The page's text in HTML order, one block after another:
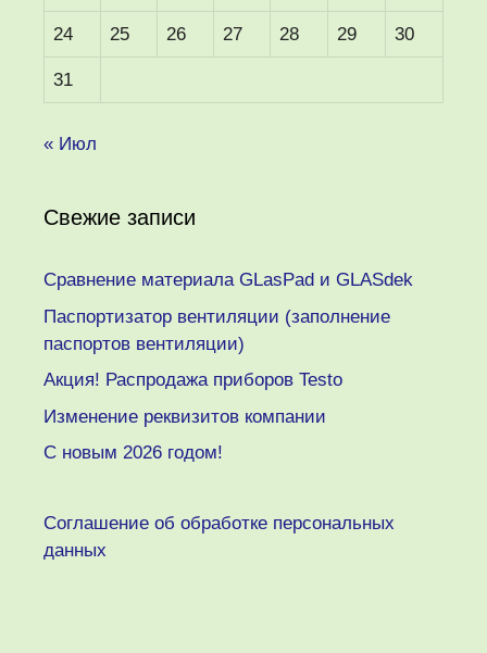
24 25 26 27 28 29 30
31
« Июл
Свежие записи
Сравнение материала GLasPad и GLASdek
Паспортизатор вентиляции (заполнение
паспортов вентиляции)
Акция! Распродажа приборов Testo
Изменение реквизитов компании
C новым 2026 годом!
Соглашение об обработке персональных
данных